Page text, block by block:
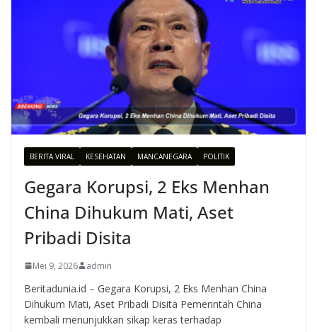
BERITA VIRAL KESEHATAN MANCANEGARA POLITIK
Gegara Korupsi, 2 Eks Menhan
China Dihukum Mati, Aset
Pribadi Disita
Mei 9, 2026 admin
Beritadunia.id – Gegara Korupsi, 2 Eks Menhan China
Dihukum Mati, Aset Pribadi Disita Pemerintah China
kembali menunjukkan sikap keras terhadap